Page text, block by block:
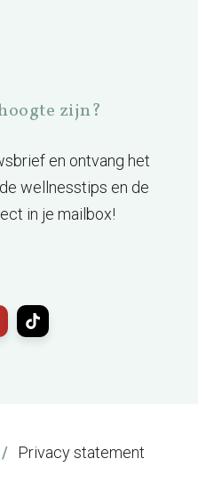
zijn?
en ontvang het
wellnesstips en de
in je mailbox!
Privacy statement